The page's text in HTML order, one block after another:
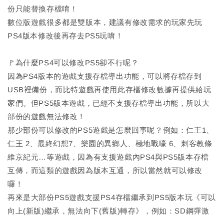
份只能替換存檔唷！
數位版遊戲很多都是雙版本，建議有修改需求的玩家先玩
PS4版本修改後再存去PS5玩唷！
🚩為什麼PS4可以修改PS5卻不行呢？
因為PS4版本的遊戲支援存檔導出功能，可以將存檔存到
USB裡備份，而比特遊戲再使用此存檔修改數據再提供給玩
家們。但PS5版本遊戲，已經不支援存檔導出功能，所以大
部份的遊戲無法修改！
那少部份可以修改的PS5遊戲是怎麼回事呢？例如：仁王1、
仁王 2、最終幻想7、樂園的異鄉人、極地戰嚎 6、刺客教條
維京紀元…等遊戲，因為有支援遊戲內PS4與PS5版本存檔
互傳，而這類的遊戲因為版本互通，所以當然就可以修改
囉！
再來是大部份PS5遊戲支援PS4存檔繼承到PS5版本玩《可以
向上(新版)繼承，無法向下(舊版)轉存》，例如：SD鋼彈激